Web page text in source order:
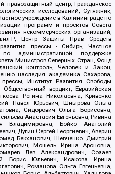
правозащитный центр, Гражданское
исследований, Сутяжник,
учреждение в Калининграде по
программ и проектов Совета
некоммерческих организаций,
Р, Центр Защиты Прав Средств
прессы - Сибирь, Частное
административной поддержке
Министров Северных Стран, Фонд
контроль, Человек и Закон,
наследия академика Сахарова,
Институт Развития Свободы
вердикт, Евразийская
Регина Николаевна, Кривенко
Павел Юрьевич, Шнырова Ольга
Сидорович Ольга Борисовна,
Анастасия Евгеньевна, Ривина
Владимировна, Бойко Анатолий
Дугин Сергей Георгиевич, Аверин
Бекханович, Шевченко Дмитрий
Мошель Ирина Ароновна,
Лев Александрович, Созаев
Борис Юльевич, Исакова Ирина
Романова Ольга Евгеньевна,